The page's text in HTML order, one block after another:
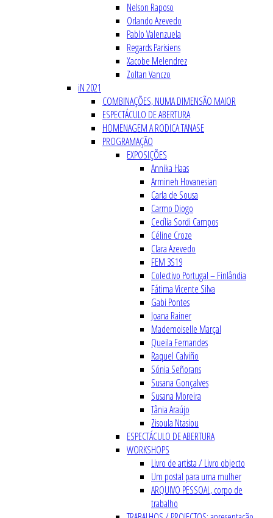
Nelson Raposo
Orlando Azevedo
Pablo Valenzuela
Regards Parisiens
Xacobe Melendrez
Zoltan Vanczo
iN 2021
COMBINAÇÕES, NUMA DIMENSÃO MAIOR
ESPECTÁCULO DE ABERTURA
HOMENAGEM A RODICA TANASE
PROGRAMAÇÃO
EXPOSIÇÕES
Annika Haas
Armineh Hovanesian
Carla de Sousa
Carmo Diogo
Cecília Sordi Campos
Céline Croze
Clara Azevedo
FEM 3S19
Colectivo Portugal – Finlândia
Fátima Vicente Silva
Gabi Pontes
Joana Rainer
Mademoiselle Marçal
Queila Fernandes
Raquel Calviño
Sónia Señorans
Susana Gonçalves
Susana Moreira
Tânia Araújo
Zisoula Ntasiou
ESPECTÁCULO DE ABERTURA
WORKSHOPS
Livro de artista / Livro objecto
Um postal para uma mulher
ARQUIVO PESSOAL, corpo de
trabalho